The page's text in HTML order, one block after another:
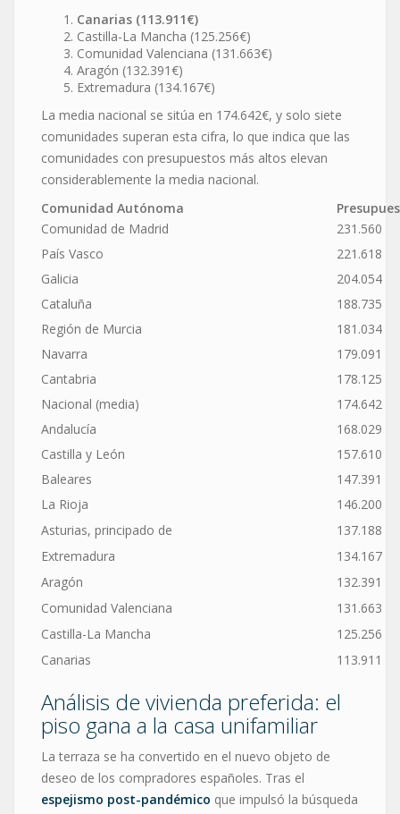
Canarias (113.911€)
Castilla-La Mancha (125.256€)
Comunidad Valenciana (131.663€)
Aragón (132.391€)
Extremadura (134.167€)
La media nacional se sitúa en 174.642€, y solo siete
comunidades superan esta cifra, lo que indica que las
comunidades con presupuestos más altos elevan
considerablemente la media nacional.
Comunidad Autónoma
Comunidad de Madrid
231.560
País Vasco
221.618
Galicia
204.054
Cataluña
188.735
Región de Murcia
181.034
Navarra
179.091
Cantabria
178.125
Nacional (media)
174.642
Andalucía
168.029
Castilla y León
157.610
Baleares
147.391
La Rioja
146.200
Asturias, principado de
137.188
Extremadura
134.167
Aragón
132.391
Comunidad Valenciana
131.663
Castilla-La Mancha
125.256
Canarias
113.911
Análisis de vivienda preferida: el
piso gana a la casa unifamiliar
La terraza se ha convertido en el nuevo objeto de
deseo de los compradores españoles. Tras el
espejismo post-pandémico que impulsó la búsqueda